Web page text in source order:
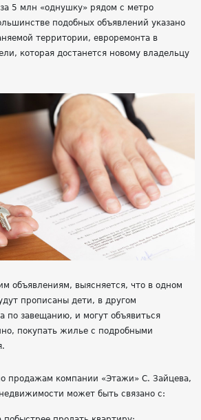
за 5 млн «однушку» рядом с метро
подобных объявлений указано
территории, евроремонта в
которая достанется новому владельцу
объявлениям, выясняется, что в одном
прописаны дети, в другом
по завещанию, и могут объявиться
покупать жилье с подробными
продажам компании «Этажи» С. Зайцева,
может быть связано с: